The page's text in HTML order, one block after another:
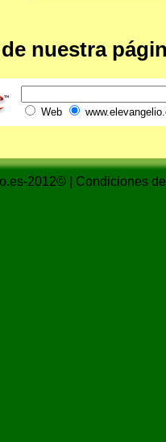
nuestra
Web
2012© | Condiciones